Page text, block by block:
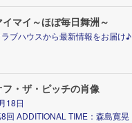
イマイ～ほぼ毎日舞洲～
ラブハウスから最新情報をお届け♪
フ・ザ・ピッチの肖像
18日
回 ADDITIONAL TIME：森島寛晃